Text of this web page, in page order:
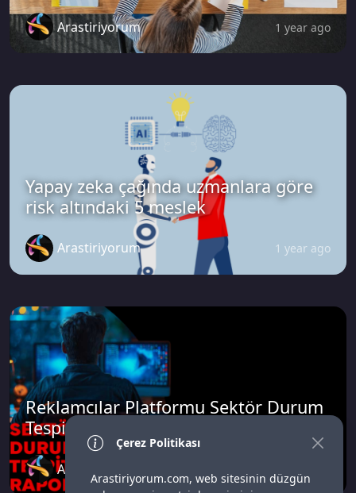
Arastiriyorum 1 year ago
Yapay zeka çağında uzmanlara göre
risk altındaki 5 meslek
Arastiriyorum 1 year ago
Reklamcılar Platformu Sektör Durum
Tespit Raporu
Arastiriyorum
Çerez Politikası
Arastiriyorum.com, web sitesinin düzgün